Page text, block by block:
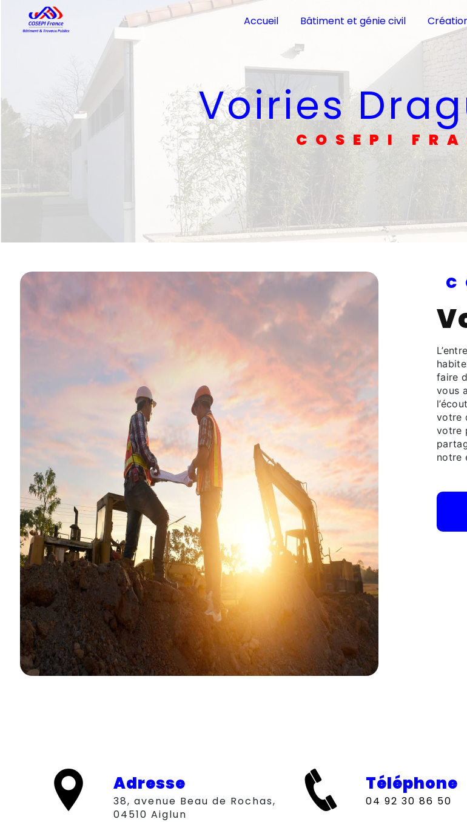
Accueil Bâtiment et génie civil
Voiries
COSEPI
faire
vous
votre
votre
notre
Adresse
38, avenue Beau de Rochas,
04510 Aiglun
Téléphone
04 92 30 86 50
Panneau de gestion des cookies